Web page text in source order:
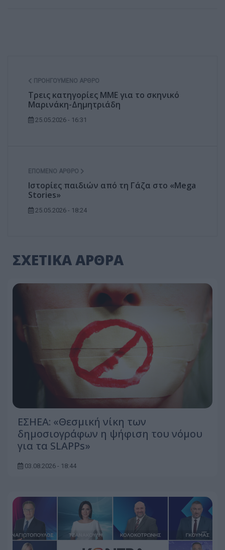
ΠΡΟΗΓΟΎΜΕΝΟ ΆΡΘΡΟ
Τρεις κατηγορίες ΜΜΕ για το σκηνικό
Μαρινάκη-Δημητριάδη
25.05.2026 - 16:31
ΕΠΌΜΕΝΟ ΆΡΘΡΟ
Ιστορίες παιδιών από τη Γάζα στο «Mega
Stories»
25.05.2026 - 18:24
ΣΧΕΤΙΚΑ ΑΡΘΡΑ
ΕΣΗΕΑ: «Θεσμική νίκη των
δημοσιογράφων η ψήφιση του νόμου
για τα SLAPPs»
03.08.2026 - 18:44